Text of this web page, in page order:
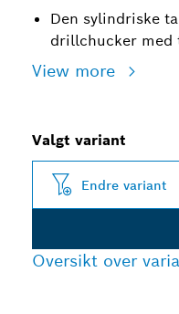
Den sylindriske
drillchucker med
View more
Valgt variant
Endre variant
Oversikt over